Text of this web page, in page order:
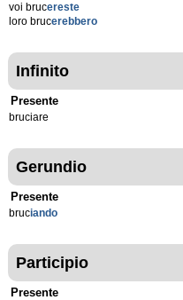
voi brucereste
loro brucerebbero
Infinito
Presente
bruciare
Gerundio
Presente
bruciando
Participio
Presente